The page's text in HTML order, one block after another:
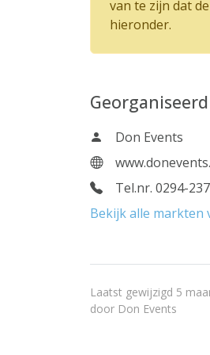
van te zijn dat
hieronder.
Don Events
Tel.nr. 0294-
Bekijk alle markten
Laatst gewijzigd 5
door Don Events